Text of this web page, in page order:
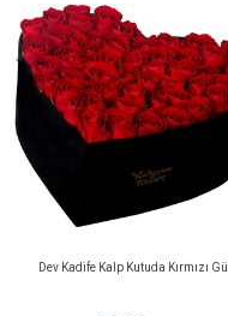
Dev Kadife Kalp Kutuda Kırmızı Gül